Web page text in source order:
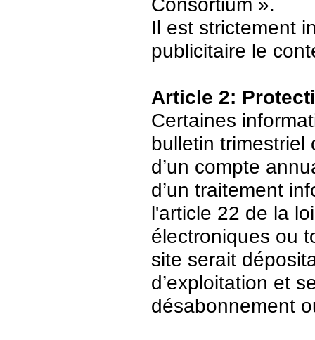
Il est strictement
publicitaire le
Article 2:
Certaines
bulletin trimestriel
d’un compte
d’un traitement
l'article 22 de la
électroniques ou
site serait
d’exploitation et
désabonnement